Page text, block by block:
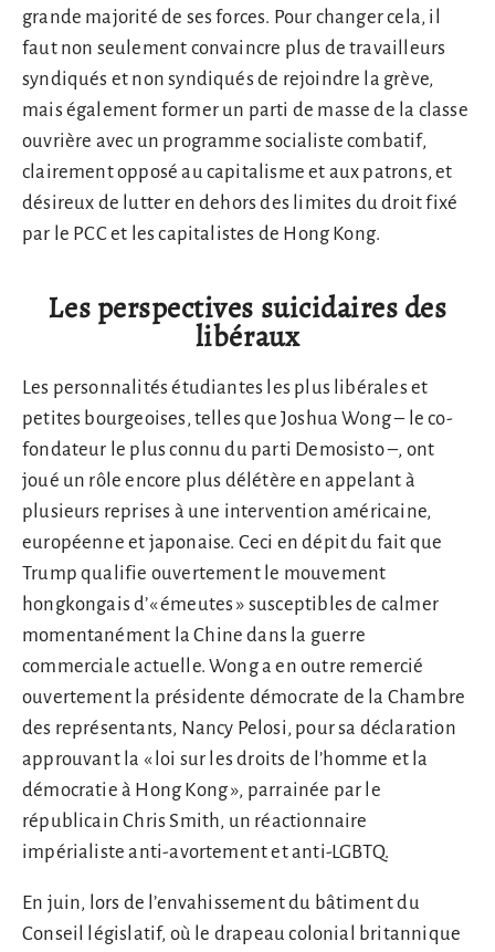
grande majorité de ses forces. Pour changer cela, il
faut non seulement convaincre plus de travailleurs
syndiqués et non syndiqués de rejoindre la grève,
mais également former un parti de masse de la classe
ouvrière avec un programme socialiste combatif,
clairement opposé au capitalisme et aux patrons, et
désireux de lutter en dehors des limites du droit fixé
par le PCC et les capitalistes de Hong Kong.
Les perspectives suicidaires des
libéraux
Les personnalités étudiantes les plus libérales et
petites bourgeoises, telles que Joshua Wong – le co-
fondateur le plus connu du parti Demosisto –, ont
joué un rôle encore plus délétère en appelant à
plusieurs reprises à une intervention américaine,
européenne et japonaise. Ceci en dépit du fait que
Trump qualifie ouvertement le mouvement
hongkongais d’« émeutes » susceptibles de calmer
momentanément la Chine dans la guerre
commerciale actuelle. Wong a en outre remercié
ouvertement la présidente démocrate de la Chambre
des représentants, Nancy Pelosi, pour sa déclaration
approuvant la « loi sur les droits de l’homme et la
démocratie à Hong Kong », parrainée par le
républicain Chris Smith, un réactionnaire
impérialiste anti-avortement et anti-LGBTQ.
En juin, lors de l’envahissement du bâtiment du
Conseil législatif, où le drapeau colonial britannique